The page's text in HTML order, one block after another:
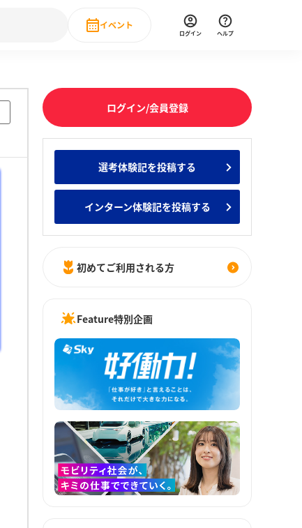
就職人気企業ランキング みんなのインターン人気企業ランキ
DX現場社員インタビュー
イベント
直近のイベント一覧
ログイン ヘルプ
ログイン/会員登録
選考体験記を投稿する
インターン体験記を投稿する
初めてご利用される方
Feature特別企画